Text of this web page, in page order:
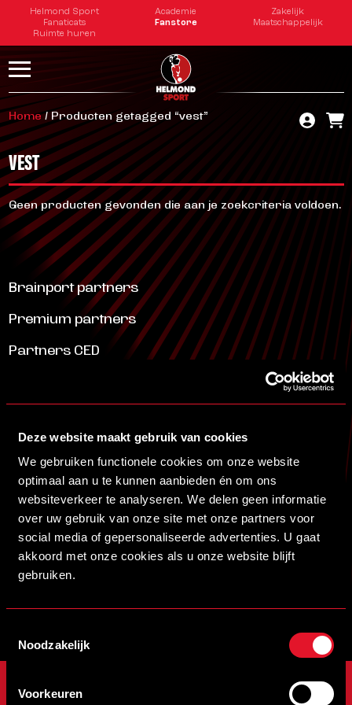
Deze website maakt gebruik van cookies
We gebruiken functionele cookies om onze website
optimaal aan u te kunnen aanbieden én om ons
websiteverkeer te analyseren. We delen geen informatie
over uw gebruik van onze site met onze partners voor
social media of gepersonaliseerde advertenties. U gaat
akkoord met onze cookies als u onze website blijft
gebruiken.
Noodzakelijk
Voorkeuren
Helmond Sport Academie
Zakelijk
Fanaticats
Fanstore
Maatschappelijk
Ruimte huren
Home/ Producten getagged “vest”
VEST
Geen producten gevonden die aan je zoekcriteria voldoen.
Brainport partners
Premium partners
Partners CED
SCHRIJF JE IN VOOR DE NIEUWSBRIEF
Schrijf je in voor de nieuwsbrief en blijf op de hoogte!
INSCHRIJVEN
Veelgestelde vragen
ONZE CLUB